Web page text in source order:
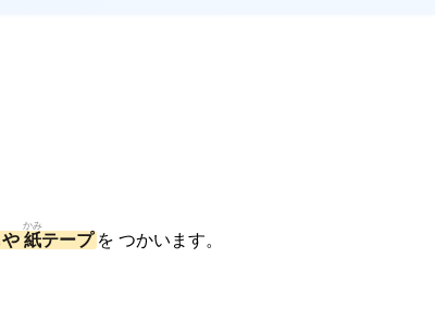
紙
かみ
テープ を つかいます。